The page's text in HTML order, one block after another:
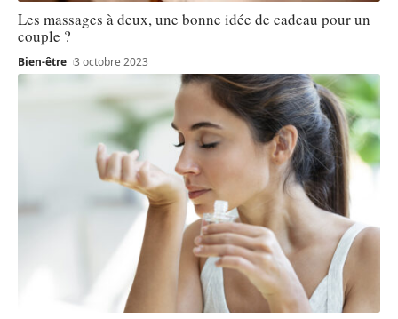
Les massages à deux, une bonne idée de cadeau pour un
couple ?
Bien-être 3 octobre 2023